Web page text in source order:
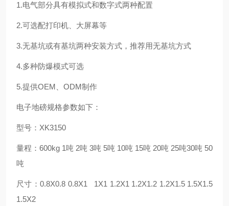
1.电气部分具有模拟式和数字式两种配置
2.可选配打印机、大屏幕等
3.无基坑或有基坑两种安装方式，推荐用无基坑方式
4.多种防爆模式可选
5.提供OEM、ODM制作
电子地磅规格参数如下：
型号：XK3150
量程：600kg 1吨 2吨 3吨 5吨 10吨 15吨 20吨 25吨30吨 50
吨
尺寸：0.8X0.8 0.8X1 1X1 1.2X1 1.2X1.2 1.2X1.5 1.5X1.5
1.5X2